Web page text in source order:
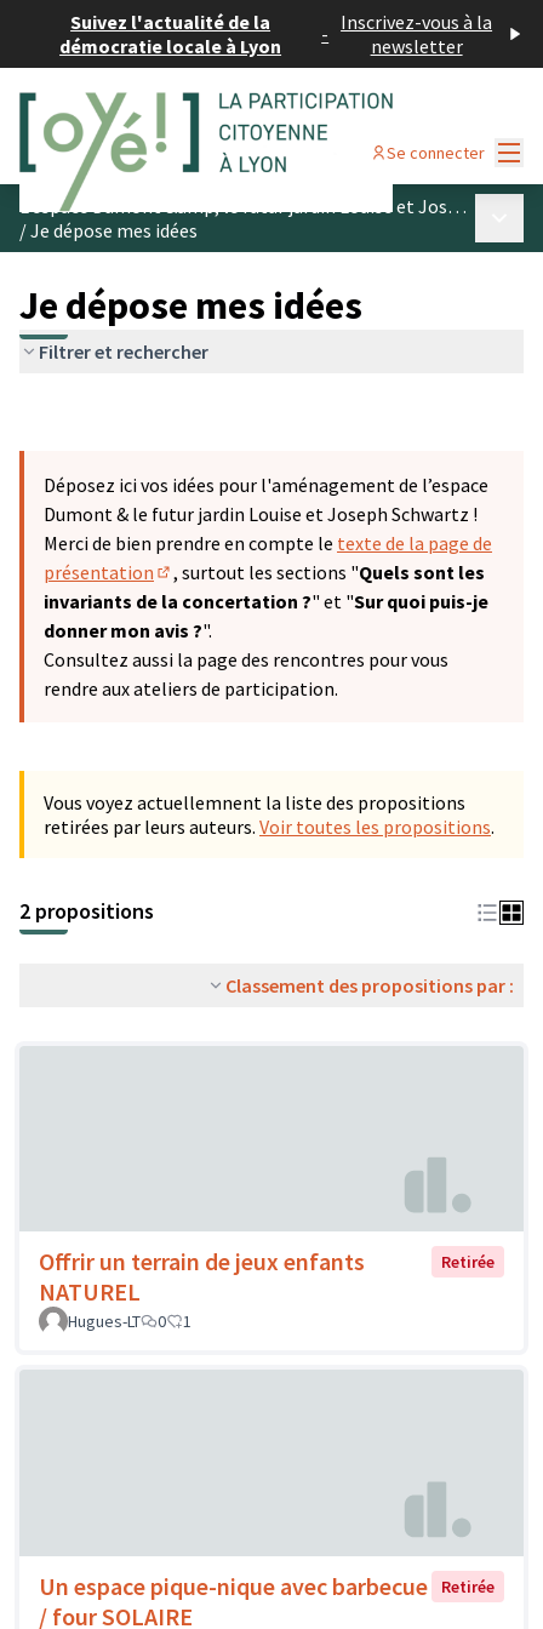
Suivez l'actualité de la
démocratie locale à Lyon
- Inscrivez-vous à la
newsletter
Se connecter
L’espace Dumont &amp; le futur jardin Louise et Joseph Schwartz
/Je dépose mes idées
Je dépose mes idées
Filtrer et rechercher
Déposez ici vos idées pour l'aménagement de l’espace
Dumont & le futur jardin Louise et Joseph Schwartz !
Merci de bien prendre en compte le texte de la page de
présentation
(S'ouvre dans un nouvel onglet)
, surtout les sections "Quels sont les
invariants de la concertation ?" et "Sur quoi puis-je
donner mon avis ?".
Consultez aussi la page des rencontres pour vous
rendre aux ateliers de participation.
Vous voyez actuellemnent la liste des propositions
retirées par leurs auteurs. Voir toutes les propositions.
2 propositions
Classement des propositions par :
Offrir un terrain de jeux enfants
NATUREL
Retirée
Hugues-LT 0 1
Un espace pique-nique avec barbecue
/ four SOLAIRE
Retirée